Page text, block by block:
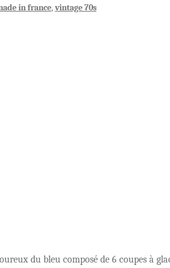
in france,vintage 70s
du bleu composé de 6 coupes à